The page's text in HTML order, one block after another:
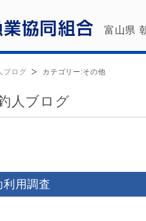
富山県
ブログ カテゴリー:その他
人ブログ
用調査